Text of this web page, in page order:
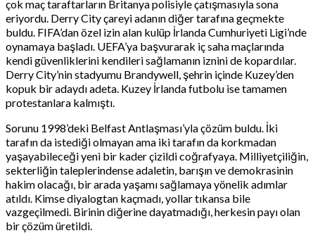
çok maç taraftarların Britanya polisiyle çatışmasıyla sona
eriyordu. Derry City çareyi adanın diğer tarafına geçmekte
buldu. FIFA’dan özel izin alan kulüp İrlanda Cumhuriyeti Ligi’nde
oynamaya başladı. UEFA’ya başvurarak iç saha maçlarında
kendi güvenliklerini kendileri sağlamanın iznini de kopardılar.
Derry City’nin stadyumu Brandywell, şehrin içinde Kuzey’den
kopuk bir adaydı adeta. Kuzey İrlanda futbolu ise tamamen
protestanlara kalmıştı.
Sorunu 1998’deki Belfast Antlaşması’yla çözüm buldu. İki
tarafın da istediği olmayan ama iki tarafın da korkmadan
yaşayabileceği yeni bir kader çizildi coğrafyaya. Milliyetçiliğin,
sekterliğin taleplerindense adaletin, barışın ve demokrasinin
hakim olacağı, bir arada yaşamı sağlamaya yönelik adımlar
atıldı. Kimse diyalogtan kaçmadı, yollar tıkansa bile
vazgeçilmedi. Birinin diğerine dayatmadığı, herkesin payı olan
bir çözüm üretildi.